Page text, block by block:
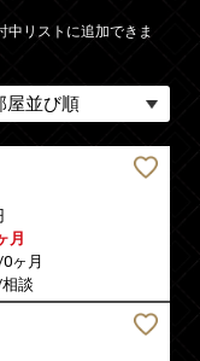
中リストに追加できま
月
0ヶ月
談